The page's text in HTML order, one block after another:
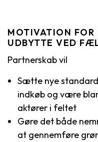
MOTIVATION
UDBYTTE VED
Partnerskab vil
Sætte nye
indkøb og være
aktører i feltet
Gøre det både
at gennemføre